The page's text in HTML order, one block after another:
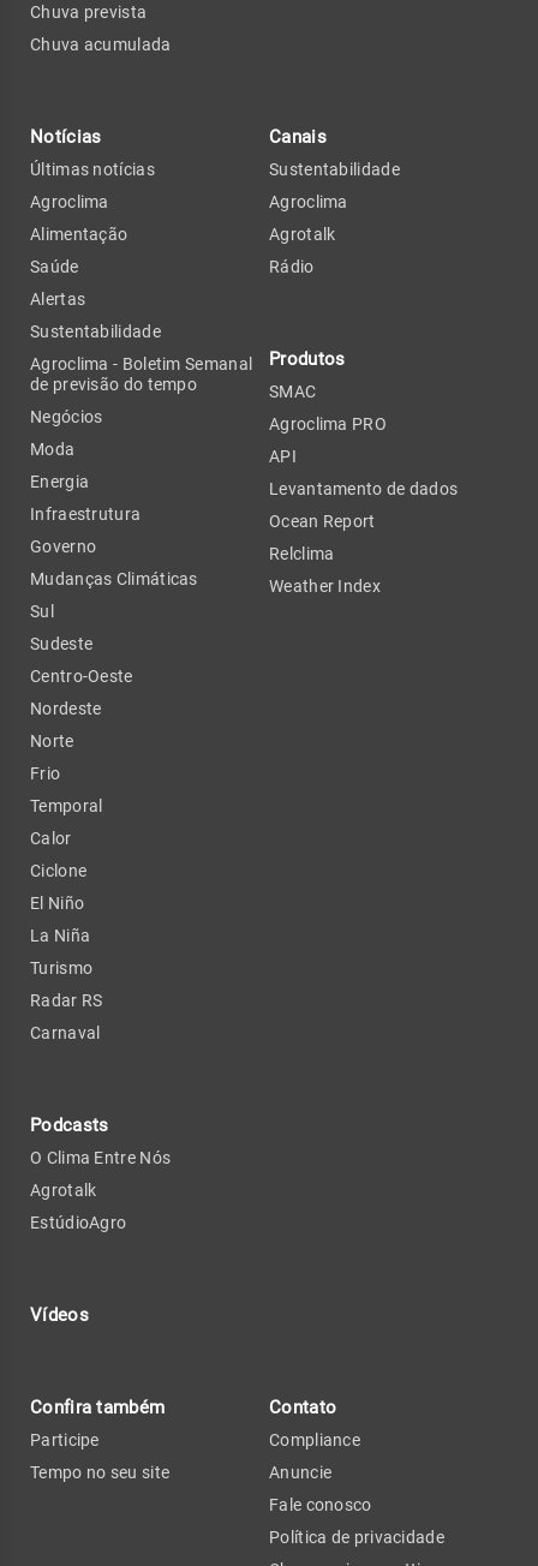
Chuva prevista
Chuva acumulada
Notícias
Últimas notícias
Agroclima
Alimentação
Saúde
Alertas
Sustentabilidade
Agroclima - Boletim Semanal
de previsão do tempo
Negócios
Moda
Energia
Infraestrutura
Governo
Mudanças Climáticas
Sul
Sudeste
Centro-Oeste
Nordeste
Norte
Frio
Temporal
Calor
Ciclone
El Niño
La Niña
Turismo
Radar RS
Carnaval
Podcasts
O Clima Entre Nós
Agrotalk
EstúdioAgro
Vídeos
Canais
Sustentabilidade
Agroclima
Agrotalk
Rádio
Produtos
SMAC
Agroclima PRO
API
Levantamento de dados
Ocean Report
Relclima
Weather Index
Confira também
Participe
Tempo no seu site
Contato
Compliance
Anuncie
Fale conosco
Política de privacidade